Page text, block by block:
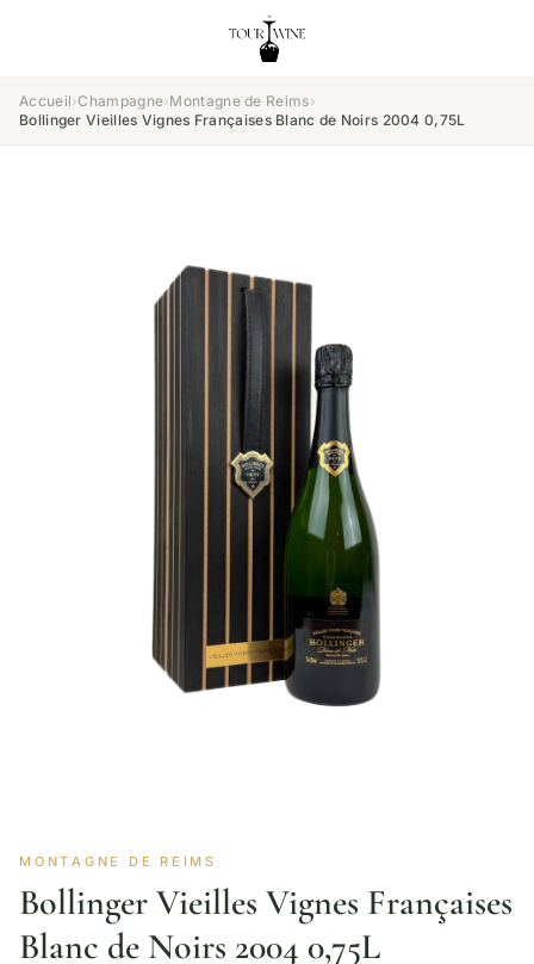
Accueil›Champagne›Montagne de Reims›
Bollinger Vieilles Vignes Françaises Blanc de Noirs 2004 0,75L
MONTAGNE DE REIMS
Bollinger Vieilles Vignes Françaises
Blanc de Noirs 2004 0,75L